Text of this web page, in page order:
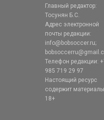
Главный редактор:
Тосунян Б.С.
Адрес электронной
почты редакции:
info@bobsoccer.ru;
Телефон редакции:
985 719 29 97
Настоящий ресурс
содержит
18+